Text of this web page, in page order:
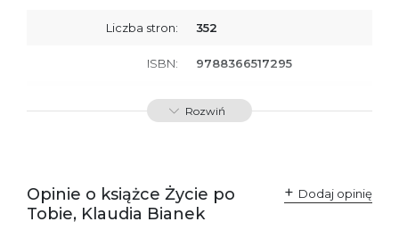
Liczba stron: 352
ISBN: 9788366517295
SKU: E201211
Polska
kontakt@wydajenamsie.pl
+48 61 623 38 38
Rozwiń
Opinie o książce Życie po
Tobie, Klaudia Bianek
Dodaj opinię